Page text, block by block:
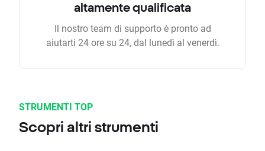
altamente qualificata
Il nostro team di supporto è pronto ad
aiutarti 24 ore su 24, dal lunedì al venerdì.
STRUMENTI TOP
Scopri altri strumenti